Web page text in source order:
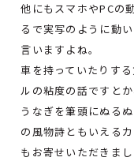
他にもスマホやPCの
るで実写のように動
言いますよね。
車を持っていたりす
ルの粘度の話ですとか
うなぎを筆頭にぬる
の風物詩ともいえる
もお寄せいただきまし